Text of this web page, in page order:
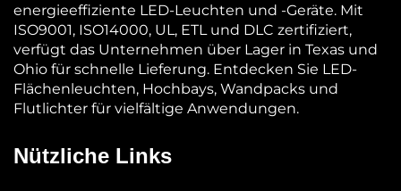
energieeffiziente LED-Leuchten und -Geräte. Mit
ISO9001, ISO14000, UL, ETL und DLC zertifiziert,
verfügt das Unternehmen über Lager in Texas und
Ohio für schnelle Lieferung. Entdecken Sie LED-
Flächenleuchten, Hochbays, Wandpacks und
Flutlichter für vielfältige Anwendungen.
Nützliche Links